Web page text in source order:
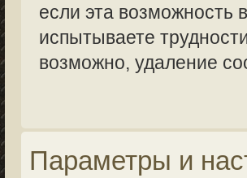
если эта возможность
испытываете
возможно, удаление
Параметры и